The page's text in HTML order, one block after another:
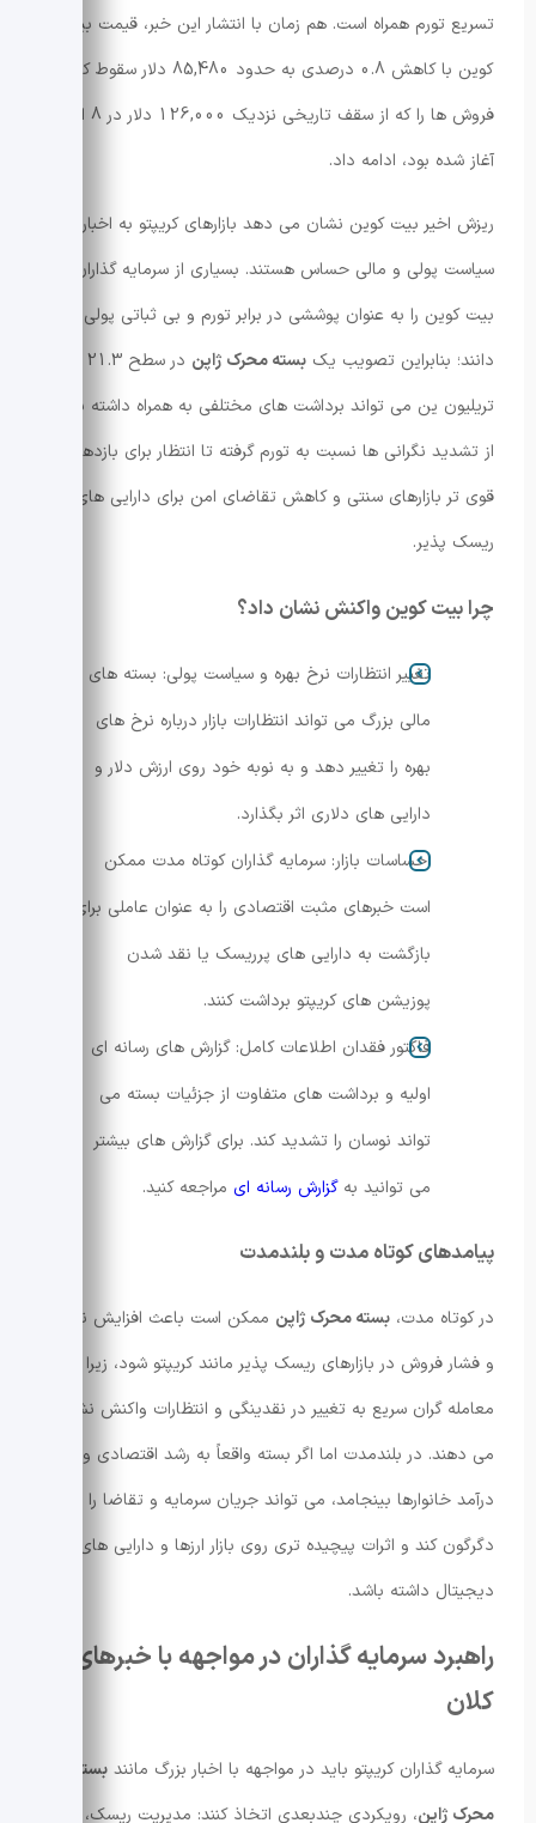
تسریع تورم همراه است. هم زمان با انتشار این خبر، قیمت بیت
کوین با کاهش 0.8 درصدی به حدود 85,480 دلار سقوط کرد و
فروش ها را که از سقف تاریخی نزدیک 126,000 دلار در 8 اکتبر
آغاز شده بود، ادامه داد.
ریزش اخیر بیت کوین نشان می دهد بازارهای کریپتو به اخبار
سیاست پولی و مالی حساس هستند. بسیاری از سرمایه گذاران
بیت کوین را به عنوان پوششی در برابر تورم و بی ثباتی پولی می
دانند؛ بنابراین تصویب یک بسته محرک ژاپن
در سطح 21.3
تریلیون ین می تواند برداشت های مختلفی به همراه داشته باشد:
از تشدید نگرانی ها نسبت به تورم گرفته تا انتظار برای بازدهی
قوی تر بازارهای سنتی و کاهش تقاضای امن برای دارایی های
ریسک پذیر.
چرا بیت کوین واکنش نشان داد؟
تغییر انتظارات نرخ بهره و سیاست پولی: بسته های
مالی بزرگ می تواند انتظارات بازار درباره نرخ های
بهره را تغییر دهد و به نوبه خود روی ارزش دلار و
دارایی های دلاری اثر بگذارد.
احساسات بازار: سرمایه گذاران کوتاه مدت ممکن
است خبرهای مثبت اقتصادی را به عنوان عاملی برای
بازگشت به دارایی های پرریسک یا نقد شدن
پوزیشن های کریپتو برداشت کنند.
فاکتور فقدان اطلاعات کامل: گزارش های رسانه ای
اولیه و برداشت های متفاوت از جزئیات بسته می
تواند نوسان را تشدید کند. برای گزارش های بیشتر
می توانید به گزارش رسانه ای مراجعه کنید.
پیامدهای کوتاه مدت و بلندمدت
در کوتاه مدت، بسته محرک ژاپن ممکن است باعث افزایش نوسان
و فشار فروش در بازارهای ریسک پذیر مانند کریپتو شود، زیرا
معامله گران سریع به تغییر در نقدینگی و انتظارات واکنش نشان
می دهند. در بلندمدت اما اگر بسته واقعاً به رشد اقتصادی و ثبات
درآمد خانوارها بینجامد، می تواند جریان سرمایه و تقاضا را
دگرگون کند و اثرات پیچیده تری روی بازار ارزها و دارایی های
دیجیتال داشته باشد.
راهبرد سرمایه گذاران در مواجهه با خبرهای
کلان
سرمایه گذاران کریپتو باید در مواجهه با اخبار بزرگ مانند بسته
محرک ژاپن، رویکردی چندبعدی اتخاذ کنند: مدیریت ریسک،